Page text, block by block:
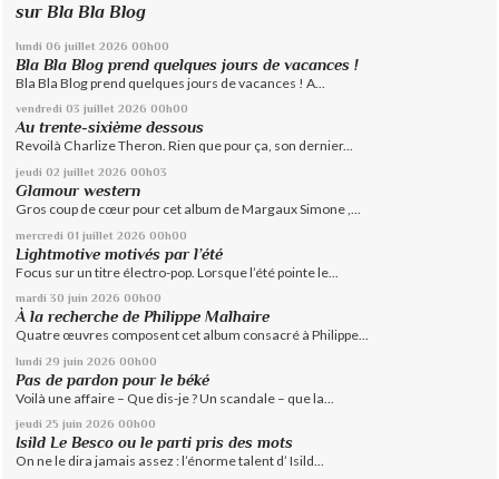
sur Bla Bla Blog
lundi 06 juillet 2026 00h00
Bla Bla Blog prend quelques jours de vacances !
Bla Bla Blog prend quelques jours de vacances ! A...
vendredi 03 juillet 2026 00h00
Au trente-sixième dessous
Revoilà Charlize Theron. Rien que pour ça, son dernier...
jeudi 02 juillet 2026 00h03
Glamour western
Gros coup de cœur pour cet album de Margaux Simone ,...
mercredi 01 juillet 2026 00h00
Lightmotive motivés par l’été
Focus sur un titre électro-pop. Lorsque l’été pointe le...
mardi 30 juin 2026 00h00
À la recherche de Philippe Malhaire
Quatre œuvres composent cet album consacré à Philippe...
lundi 29 juin 2026 00h00
Pas de pardon pour le béké
Voilà une affaire – Que dis-je ? Un scandale – que la...
jeudi 25 juin 2026 00h00
Isild Le Besco ou le parti pris des mots
On ne le dira jamais assez : l’énorme talent d’ Isild...